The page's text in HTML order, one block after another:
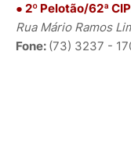
● 2º Pelotão/62ª
Rua Mário Ramos
Fone: (73) 3237 -